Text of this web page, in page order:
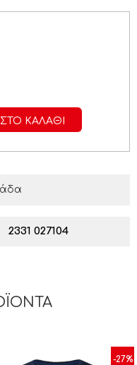
ΚΑΛΆΘΙ
2331 027104
-27%